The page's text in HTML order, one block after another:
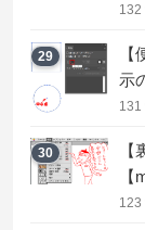
132
29
示
131
30
【
123